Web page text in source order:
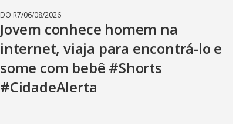
DO R7/06/08/2026
Jovem conhece homem na
internet, viaja para encontrá-lo e
some com bebê #Shorts
#CidadeAlerta